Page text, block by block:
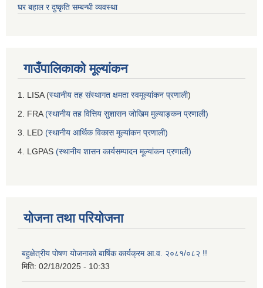
घर बहाल र दुष्कृति सम्बन्धी व्यवस्था
गाउँपालिकाको मूल्यांकन
1. LISA (स्थानीय तह संस्थागत क्षमता स्वमूल्यांकन प्रणाली)
2. FRA(स्थानीय तह वित्तिय सुशासन जोखिम मुल्याङ्कन प्रणाली)
3. LED (स्थानीय आर्थिक विकास मूल्यांकन प्रणाली)
4. LGPAS (स्थानीय शासन कार्यसम्पादन मूल्यांकन प्रणाली)
योजना तथा परियोजना
बहुक्षेत्रीय पोषण योजनाको बार्षिक कार्यक्रम आ.व. २०८१/०८२ !!
मिति: 02/18/2025 - 10:33